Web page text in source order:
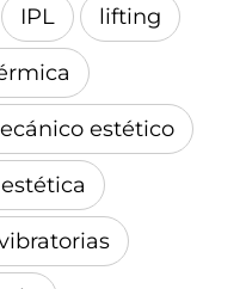
IPL lifting
estético